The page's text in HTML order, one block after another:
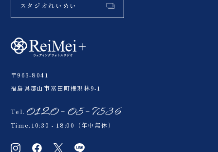
〒963-8041
福島県郡山市富田町権現林9-1
Tel. 0120-05-7536
Time.10:30 - 18:00（年中無休）
スタジオれいめい